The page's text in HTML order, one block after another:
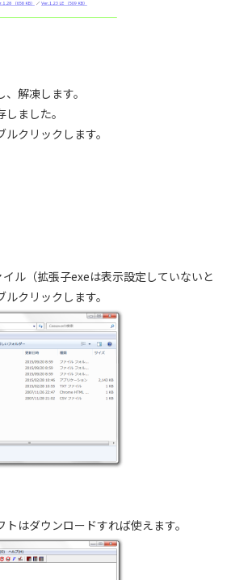
解凍します。
ました。
クリックします。
ル（拡張子exeは表示設定していないと
クリックします。
はダウンロードすれば使えます。